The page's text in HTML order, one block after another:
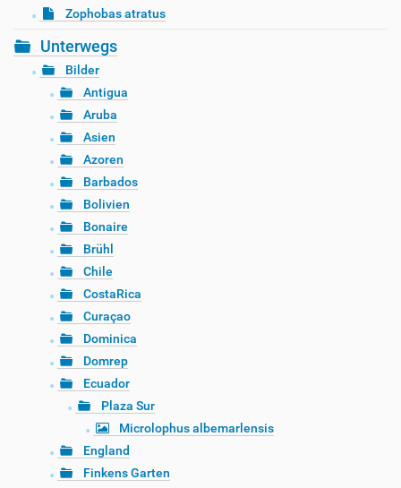
Zophobas atratus
Unterwegs
Bilder
Antigua
Aruba
Asien
Azoren
Barbados
Bolivien
Bonaire
Brühl
Chile
CostaRica
Curaçao
Dominica
Domrep
Ecuador
Plaza Sur
Microlophus albemarlensis
England
Finkens Garten